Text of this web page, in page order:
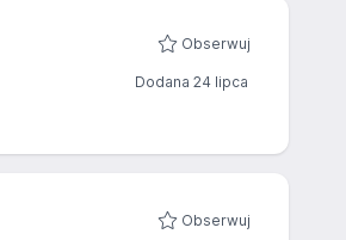
Obserwuj
Dodana 24 lipca
Obserwuj